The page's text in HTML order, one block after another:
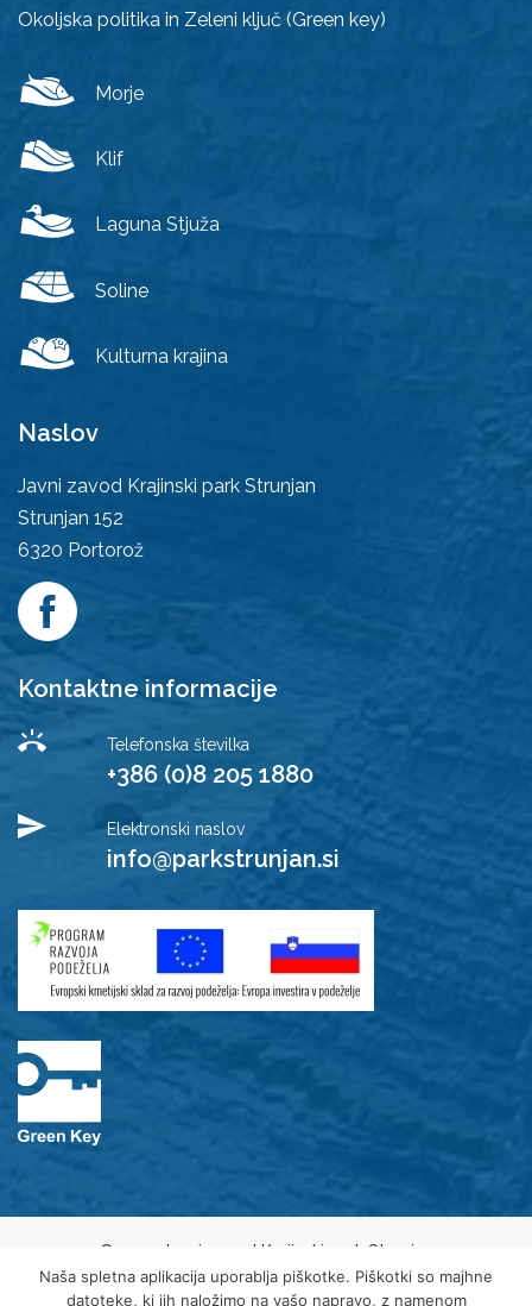
Okoljska politika in Zeleni ključ (Green key)
Morje
Klif
Laguna Stjuža
Soline
Kulturna krajina
Naslov
Javni zavod Krajinski park Strunjan
Strunjan 152
6320 Portorož
Kontaktne informacije
Telefonska številka
+386 (0)8 205 1880
Elektronski naslov
info@parkstrunjan.si
© 2021 Javni zavod Krajinski park Strunjan
Varovanje osebnih podatkov
Piškotki
Naša spletna aplikacija uporablja piškotke. Piškotki so majhne
datoteke, ki jih naložimo na vašo napravo, z namenom